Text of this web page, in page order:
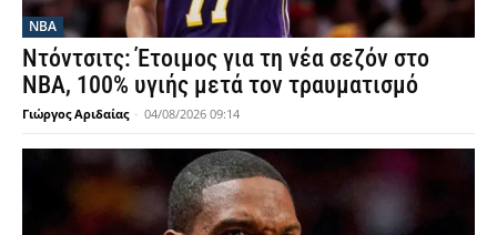
NBA
Ντόντσιτς: Έτοιμος για τη νέα σεζόν στο
ΝΒΑ, 100% υγιής μετά τον τραυματισμό
Γιώργος Αριδαίας - 04/08/2026 09:14